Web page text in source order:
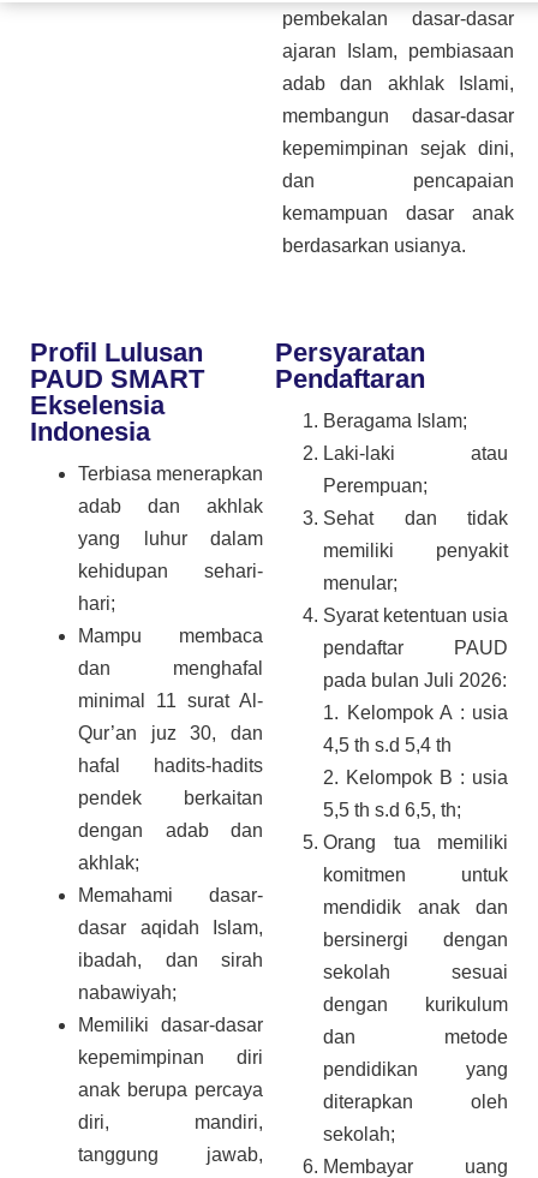
pembekalan dasar-dasar
ajaran Islam, pembiasaan
adab dan akhlak Islami,
membangun dasar-dasar
kepemimpinan sejak dini,
dan pencapaian
kemampuan dasar anak
berdasarkan usianya.
Profil Lulusan
PAUD SMART
Ekselensia
Indonesia
Terbiasa menerapkan
adab dan akhlak
yang luhur dalam
kehidupan sehari-
hari;
Mampu membaca
dan menghafal
minimal 11 surat Al-
Qur’an juz 30, dan
hafal hadits-hadits
pendek berkaitan
dengan adab dan
akhlak;
Memahami dasar-
dasar aqidah Islam,
ibadah, dan sirah
nabawiyah;
Memiliki dasar-dasar
kepemimpinan diri
anak berupa percaya
diri, mandiri,
tanggung jawab,
Persyaratan
Pendaftaran
Beragama Islam;
Laki-laki atau
Perempuan;
Sehat dan tidak
memiliki penyakit
menular;
Syarat ketentuan usia
pendaftar PAUD
pada bulan Juli 2026:
1.⁠ ⁠Kelompok A : usia
4,5 th s.d 5,4 th
2.⁠ ⁠Kelompok B : usia
5,5 th s.d 6,5, th;
Orang tua memiliki
komitmen untuk
mendidik anak dan
bersinergi dengan
sekolah sesuai
dengan kurikulum
dan metode
pendidikan yang
diterapkan oleh
sekolah;
Membayar uang